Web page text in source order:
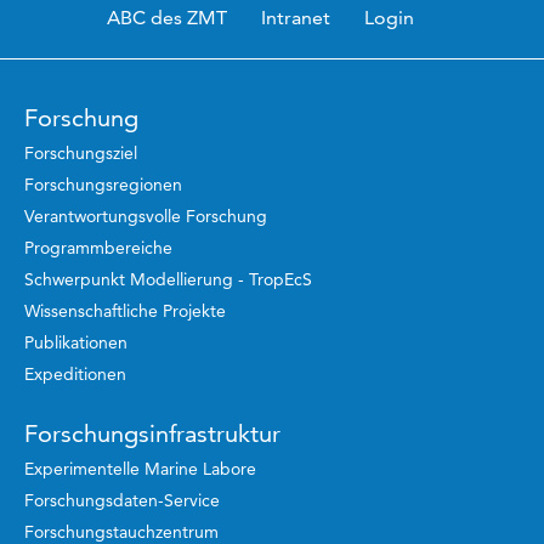
ABC des ZMT Intranet Login
Forschung
Forschungsziel
Forschungsregionen
Verantwortungsvolle Forschung
Programmbereiche
Schwerpunkt Modellierung - TropEcS
Wissenschaftliche Projekte
Publikationen
Expeditionen
Forschungsinfrastruktur
Experimentelle Marine Labore
Forschungsdaten-Service
Forschungstauchzentrum